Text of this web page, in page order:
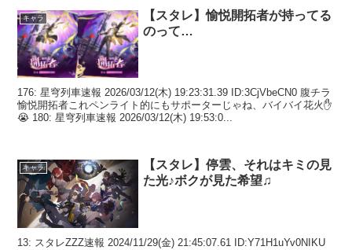
キャラ
【スタレ】愉悦開拓者が持ってる
のって…
176: 星穹列車速報 2026/03/12(木) 19:23:31.39 ID:3CjVbeCN0 腹チラ
愉悦開拓者これペンライト的にもサポーターじゃね、バイバイ花火✋
😭 180: 星穹列車速報 2026/03/12(木) 19:53:0...
キャラ
【スタレ】停雲、それはキミの見
た光♪ボクが見た希望♫
13: スタレZZZ速報 2024/11/29(金) 21:45:07.61 ID:Y71H1uYv0NIKU